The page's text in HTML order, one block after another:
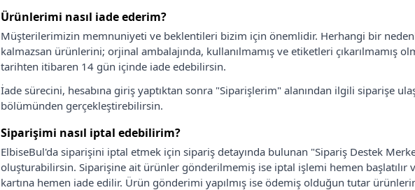
Ürünlerimi nasıl iade ederim?
Müşterilerimizin memnuniyeti ve beklentileri bizim için önemlidir. Herhangi bir
kalmazsan ürünlerini; orjinal ambalajında, kullanılmamış ve etiketleri çıkarılmamış
tarihten itibaren 14 gün içinde iade edebilirsin.
İade sürecini, hesabına giriş yaptıktan sonra "Siparişlerim" alanından ilgili siparişe
bölümünden gerçekleştirebilirsin.
Siparişimi nasıl iptal edebilirim?
ElbiseBul'da siparişini iptal etmek için sipariş detayında bulunan "Sipariş Destek
oluşturabilirsin. Siparişine ait ürünler gönderilmemiş ise iptal işlemi hemen başlatılır
kartına hemen iade edilir. Ürün gönderimi yapılmış ise ödemiş olduğun tutar